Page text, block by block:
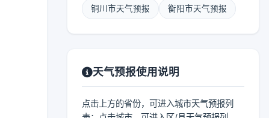
铜川市天气预报 衡阳市天气预报
天气预报使用说明
点击上方的省份，可进入城市天气预报列